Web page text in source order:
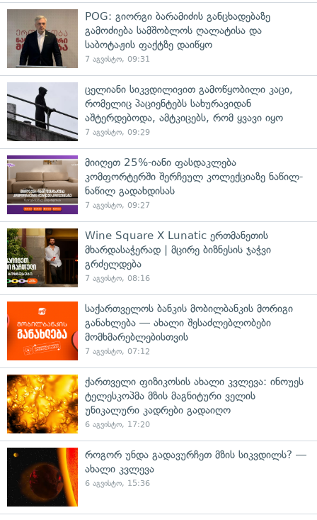
POG: გიორგი ბარამიძის განცხადებაზე
გამოძიება სამშობლოს ღალატისა და
საბოტაჟის ფაქტზე დაიწყო
7 აგვისტო, 09:31
ცელიანი სიკვდილივით გამოწყობილი კაცი,
რომელიც პაციენტებს სახურავიდან
აშტერდებოდა, ამტკიცებს, რომ ყვავი იყო
7 აგვისტო, 09:29
მიიღეთ 25%-იანი ფასდაკლება
კომფორტერში შერჩეულ კოლექციაზე ნაწილ-
ნაწილ გადახდისას
7 აგვისტო, 09:27
Wine Square X Lunatic ერთმანეთის
მხარდასაჭერად | მცირე ბიზნესის ჯაჭვი
გრძელდება
7 აგვისტო, 08:16
საქართველოს ბანკის მობილბანკის მორიგი
განახლება — ახალი შესაძლებლობები
მომხმარებლებისთვის
7 აგვისტო, 07:12
ქართველი ფიზიკოსის ახალი კვლევა: ინოუეს
ტელესკოპმა მზის მაგნიტური ველის
უნიკალური კადრები გადაიღო
6 აგვისტო, 17:20
როგორ უნდა გადავურჩეთ მზის სიკვდილს? —
ახალი კვლევა
6 აგვისტო, 15:36